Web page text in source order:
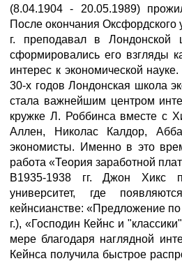
(8.04.1904 - 20.05.1989)
После окончания Оксфордского
г. преподавал в
сформировались его взгляды
интерес к экономической
30-х годов Лондонская школа
стала важнейшим центром
кружке Л. Роббинса вместе с
Аллен, Николас Калдор,
экономисты. Именно в это
работа «Теория заработной
В1935-1938 гг. Джон Хикс
университет, где
кейнсианстве: «Предложение
г.), «Господин Кейнс и
мере благодаря наглядной
Кейнса получила быстрое